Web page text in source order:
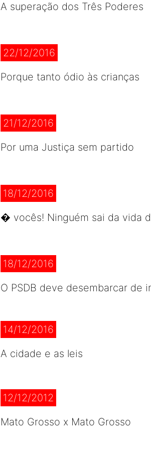
A superação dos Três Poderes
22/12/2016
Porque tanto ódio às crianças
21/12/2016
Por uma Justiça sem partido
18/12/2016
� vocês! Ninguém sai da vida
18/12/2016
O PSDB deve desembarcar de
14/12/2016
A cidade e as leis
12/12/2012
Mato Grosso x Mato Grosso